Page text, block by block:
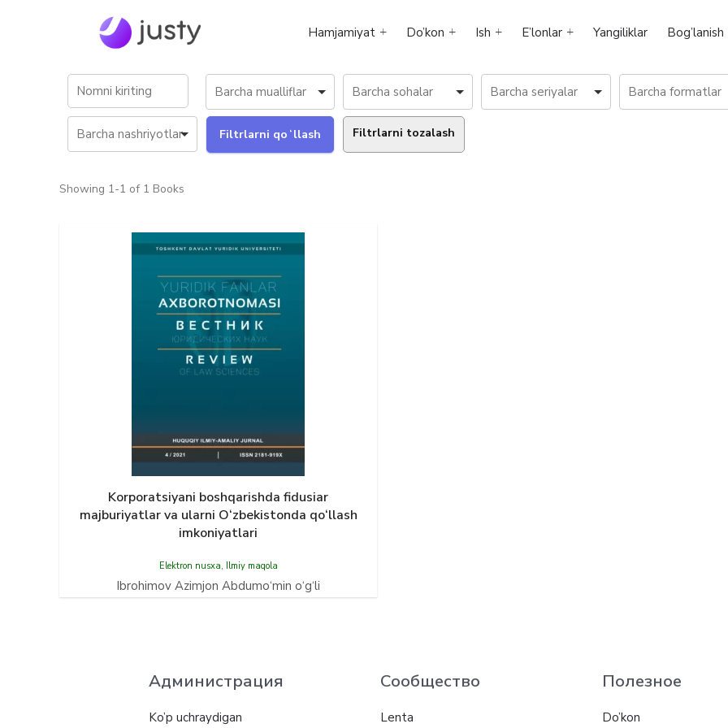
Hamjamiyat Do’kon Ish E’lonlar Yangiliklar Bog’lanish
Filtrlarni tozalash
Showing 1-1 of 1 Books
Korporatsiyani boshqarishda fidusiar
majburiyatlar va ularni O‘zbekistonda qо‘llash
imkoniyatlari
Elektron nusxa, Ilmiy maqola
Ibrohimov Azimjon Abdumо‘min о‘g‘li
Администрация
Ko’p uchraydigan
Сообщество
Lenta
Полезное
Do’kon